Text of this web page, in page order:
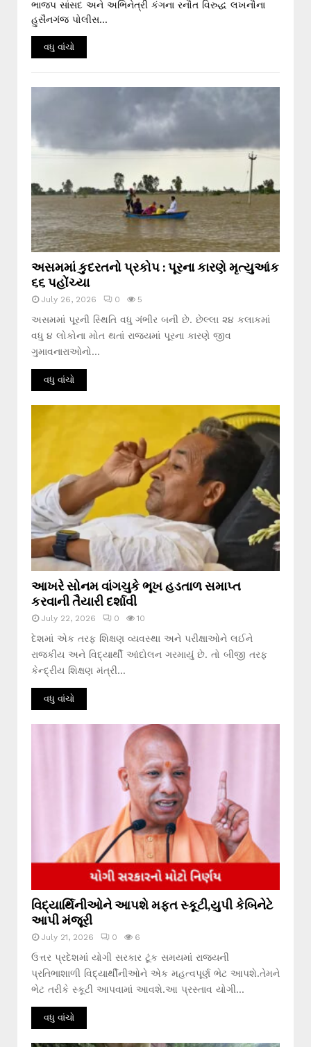
ભાજપ સાંસદ અને અભિનેત્રી કંગના રનૌત વિરુદ્ધ લખનૌના
હુસૈનગંજ પોલીસ...
વધુ વાંચો
અસમમાં કુદરતનો પ્રકોપ : પૂરના કારણે મૃત્યુઆંક
૬૬ પહોંચ્યા
July 26, 2026 0 5
અસમમાં પૂરની સ્થિતિ વધુ ગંભીર બની છે. છેલ્લા ૨૪ કલાકમાં
વધુ ૪ લોકોના મોત થતાં રાજ્યમાં પૂરના કારણે જીવ
ગુમાવનારાઓનો...
વધુ વાંચો
આખરે સોનમ વાંગચુકે ભૂખ હડતાળ સમાપ્ત
કરવાની તૈયારી દર્શાવી
July 22, 2026 0 10
દેશમાં એક તરફ શિક્ષણ વ્યવસ્થા અને પરીક્ષાઓને લઈને
રાજકીય અને વિદ્યાર્થી આંદોલન ગરમાયું છે. તો બીજી તરફ
કેન્દ્રીય શિક્ષણ મંત્રી...
વધુ વાંચો
વિદ્યાર્થિનીઓને આપશે મફત સ્કૂટી,યુપી કેબિનેટે
આપી મંજૂરી
July 21, 2026 0 6
ઉત્તર પ્રદેશમાં યોગી સરકાર ટૂંક સમયમાં રાજ્યની
પ્રતિભાશાળી વિદ્યાર્થીનીઓને એક મહત્વપૂર્ણ ભેટ આપશે.તેમને
ભેટ તરીકે સ્કૂટી આપવામાં આવશે.આ પ્રસ્તાવ યોગી...
વધુ વાંચો